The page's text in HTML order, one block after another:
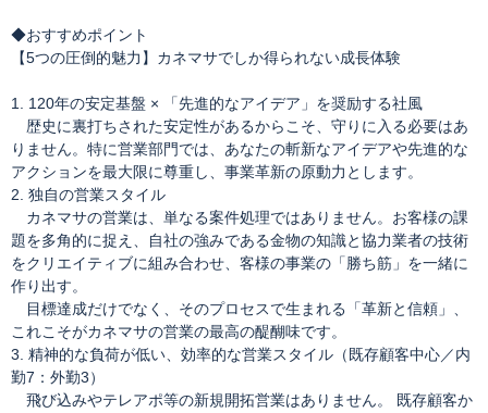
◆おすすめポイント
【5つの圧倒的魅力】カネマサでしか得られない成長体験
1. 120年の安定基盤 × 「先進的なアイデア」を奨励する社風
歴史に裏打ちされた安定性があるからこそ、守りに入る必要はあ
りません。特に営業部門では、あなたの斬新なアイデアや先進的な
アクションを最大限に尊重し、事業革新の原動力とします。
2. 独自の営業スタイル
カネマサの営業は、単なる案件処理ではありません。お客様の課
題を多角的に捉え、自社の強みである金物の知識と協力業者の技術
をクリエイティブに組み合わせ、客様の事業の「勝ち筋」を一緒に
作り出す。
目標達成だけでなく、そのプロセスで生まれる「革新と信頼」、
これこそがカネマサの営業の最高の醍醐味です。
3. 精神的な負荷が低い、効率的な営業スタイル（既存顧客中心／内
勤7：外勤3）
飛び込みやテレアポ等の新規開拓営業はありません。 既存顧客か